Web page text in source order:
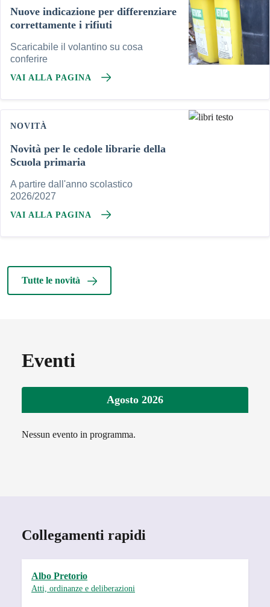
Nuove indicazione per differenziare
correttamente i rifiuti
Scaricabile il volantino su cosa
conferire
VAI ALLA PAGINA
NOVITÀ
Novità per le cedole librarie della
Scuola primaria
A partire dall'anno scolastico
2026/2027
VAI ALLA PAGINA
Tutte le novità
Eventi
Agosto 2026
Nessun evento in programma.
Collegamenti rapidi
Albo Pretorio
Atti, ordinanze e deliberazioni